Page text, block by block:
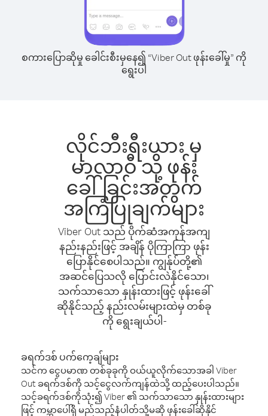
စကားပြောဆိုမှု ခေါင်းစီးမှနေ၍ “Viber Out ဖုန်းခေါ်မှု” ကို
ရွေးပါ
လိုင်ဘီးရီးယား မှ
မာလာဝီ သို့ ဖုန်း
ခေါ်ခြင်းအတွက်
အကြံပြုချက်များ
Viber Out သည် ပိုက်ဆံအကုန်အကျ
နည်းနည်းဖြင့် အချိန် ပိုကြာကြာ ဖုန်း
ပြောနိုင်စေပါသည်။ ကျွန်ုပ်တို့၏
အဆင်ပြေသလို ပြောင်းလဲနိုင်သော၊
သက်သာသော နှုန်းထားဖြင့် ဖုန်းခေါ်
ဆိုနိုင်သည့် နည်းလမ်းများထဲမှ တစ်ခု
ကို ရွေးချယ်ပါ-
ခရက်ဒစ် ပက်ကေ့ချ်များ
သင်က ငွေပမာဏ တစ်ခုခုကို ဝယ်ယူလိုက်သောအခါ Viber
Out ခရက်ဒစ်ကို သင့်ငွေလက်ကျန်ထဲသို့ ထည့်ပေးပါသည်။
သင့်ခရက်ဒစ်ကိုသုံး၍ Viber ၏ သက်သာသော နှုန်းထားများ
ဖြင့် ကမ္ဘာပေါ်ရှိ မည်သည့်နံပါတ်သို့မဆို ဖုန်းခေါ်ဆိုနိုင်